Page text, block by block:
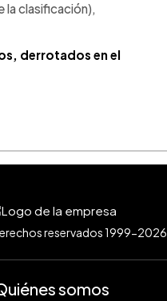
la clasificación),
derrotados en el
reservados 1999-2026
somos